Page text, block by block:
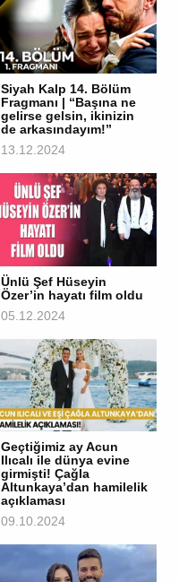
Siyah Kalp 14. Bölüm
Fragmanı | “Başına ne
gelirse gelsin, ikinizin
de arkasındayım!”
13.12.2024
Ünlü Şef Hüseyin
Özer’in hayatı film oldu
05.12.2024
Geçtiğimiz ay Acun
Ilıcalı ile dünya evine
girmişti! Çağla
Altunkaya’dan hamilelik
açıklaması
09.10.2024